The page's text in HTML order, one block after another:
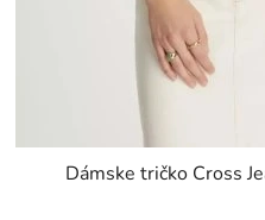
Dámske tričko Cross